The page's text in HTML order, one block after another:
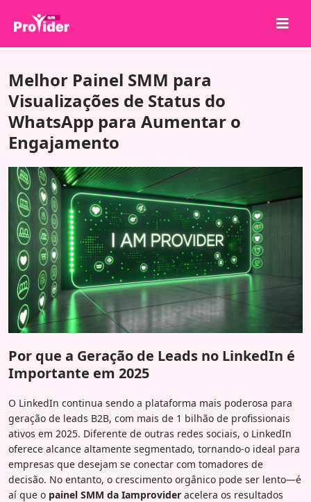
Sobre nós
Entrar
Cadastrar-se
Serviços
API
Termos
Blog
Melhor Painel SMM para
Visualizações de Status do
WhatsApp para Aumentar o
Engajamento
Por que a Geração de Leads no LinkedIn é
Importante em 2025
O LinkedIn continua sendo a plataforma mais poderosa para
geração de leads B2B, com mais de 1 bilhão de profissionais
ativos em 2025. Diferente de outras redes sociais, o LinkedIn
oferece alcance altamente segmentado, tornando-o ideal para
empresas que desejam se conectar com tomadores de
decisão. No entanto, o crescimento orgânico pode ser lento—é
aí que o painel SMM da Iamprovider acelera os resultados